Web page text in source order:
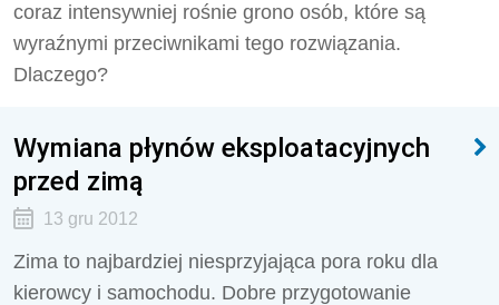
coraz intensywniej rośnie grono osób, które są
wyraźnymi przeciwnikami tego rozwiązania.
Dlaczego?
Wymiana płynów eksploatacyjnych
przed zimą
13 gru 2012
Zima to najbardziej niesprzyjająca pora roku dla
kierowcy i samochodu. Dobre przygotowanie